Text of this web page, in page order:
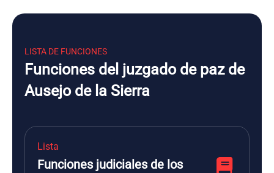
LISTA DE FUNCIONES
Funciones del juzgado de paz de
Ausejo de la Sierra
Lista
Funciones judiciales de los